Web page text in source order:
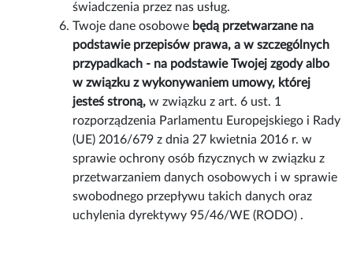
świadczenia przez nas usług.
Twoje dane osobowe będą przetwarzane na
podstawie przepisów prawa, a w szczególnych
przypadkach - na podstawie Twojej zgody albo
w związku z wykonywaniem umowy, której
jesteś stroną,w związku z art. 6 ust. 1
rozporządzenia Parlamentu Europejskiego i Rady
(UE) 2016/679 z dnia 27 kwietnia 2016 r. w
sprawie ochrony osób fizycznych w związku z
przetwarzaniem danych osobowych i w sprawie
swobodnego przepływu takich danych oraz
uchylenia dyrektywy 95/46/WE (RODO) .